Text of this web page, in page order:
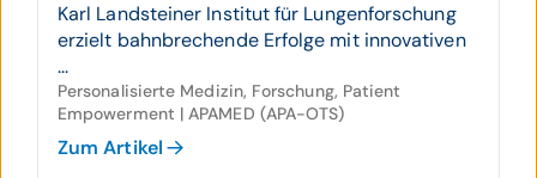
Karl Landsteiner Institut für Lungenforschung
erzielt bahnbrechende Erfolge mit innovativen
...
Personalisierte Medizin, Forschung, Patient
Empowerment | APAMED (APA-OTS)
Zum Artikel